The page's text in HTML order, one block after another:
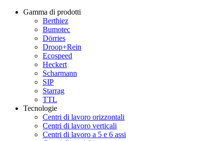
Gamma di prodotti
Berthiez
Bumotec
Dörries
Droop+Rein
Ecospeed
Heckert
Scharmann
SIP
Starrag
TTL
Tecnologie
Centri di lavoro orizzontali
Centri di lavoro verticali
Centri di lavoro a 5 e 6 assi